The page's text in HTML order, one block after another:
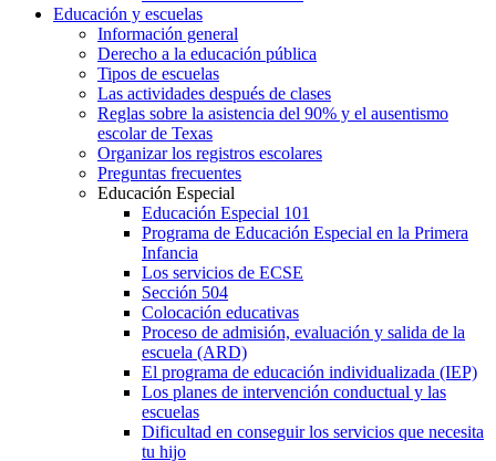
Educación y escuelas
Información general
Derecho a la educación pública
Tipos de escuelas
Las actividades después de clases
Reglas sobre la asistencia del 90% y el ausentismo
escolar de Texas
Organizar los registros escolares
Preguntas frecuentes
Educación Especial
Educación Especial 101
Programa de Educación Especial en la Primera
Infancia
Los servicios de ECSE
Sección 504
Colocación educativas
Proceso de admisión, evaluación y salida de la
escuela (ARD)
El programa de educación individualizada (IEP)
Los planes de intervención conductual y las
escuelas
Dificultad en conseguir los servicios que necesita
tu hijo